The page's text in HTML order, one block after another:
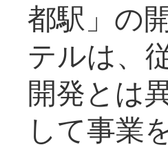
都駅」の
テルは、
開発とは
して事業